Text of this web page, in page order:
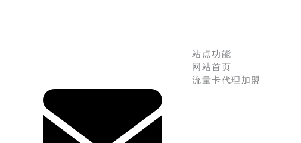
站点功能
网站首页
流量卡代理加盟